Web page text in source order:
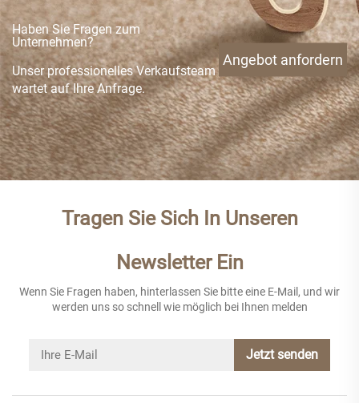
Haben Sie Fragen zum
Unternehmen?
Unser professionelles Verkaufsteam
wartet auf Ihre Anfrage.
Angebot anfordern
Tragen Sie Sich In Unseren
Newsletter Ein
Wenn Sie Fragen haben, hinterlassen Sie bitte eine E-Mail, und wir
werden uns so schnell wie möglich bei Ihnen melden
Jetzt senden